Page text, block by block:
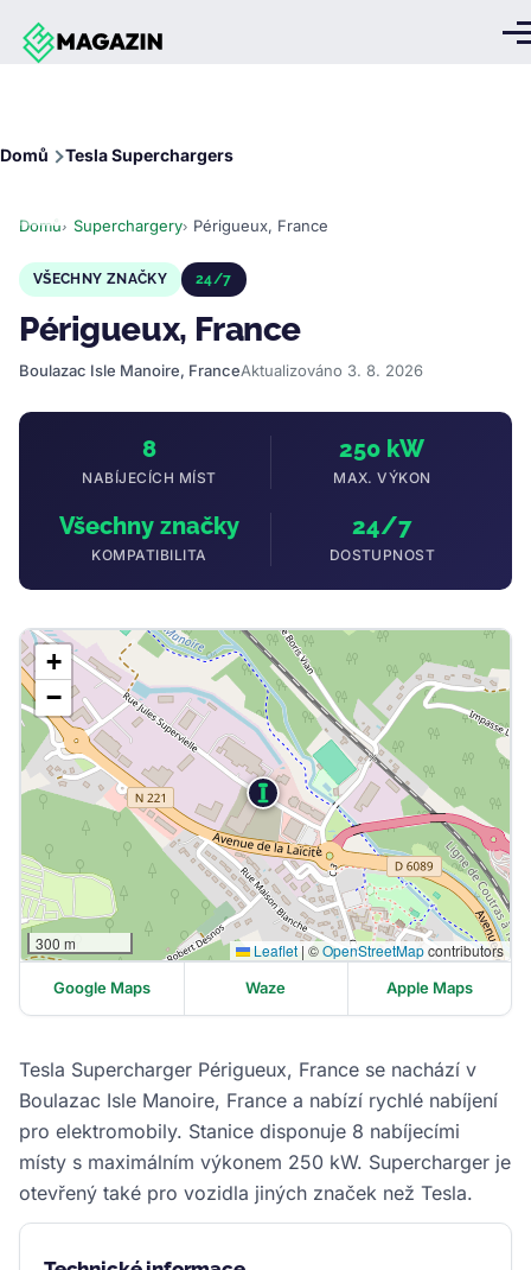
Přejít k hlavnímu obsahu
Domů Tesla Superchargers
Domů Superchargery Périgueux, France
VŠECHNY ZNAČKY 24/7
Périgueux, France
Boulazac Isle Manoire, FranceAktualizováno 3. 8. 2026
8
NABÍJECÍCH MÍST
250 kW
MAX. VÝKON
Všechny značky
KOMPATIBILITA
24/7
DOSTUPNOST
Tesla Supercharger Périgueux, France se nachází v
Boulazac Isle Manoire, France a nabízí rychlé nabíjení
pro elektromobily. Stanice disponuje 8 nabíjecími
místy s maximálním výkonem 250 kW. Supercharger je
otevřený také pro vozidla jiných značek než Tesla.
+
−
300 m Leaflet | ©OpenStreetMapcontributors
Google Maps Waze Apple Maps